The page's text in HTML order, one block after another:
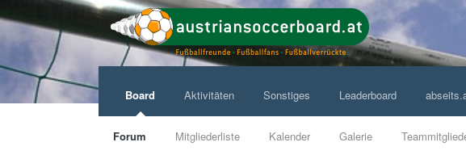
Board
Forum Mitgliederliste Kalender Galerie
Aktivitäten Sonstiges Leaderboard